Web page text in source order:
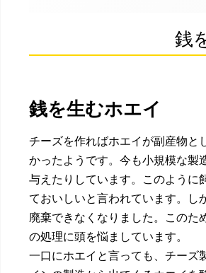
銭
銭を生むホエイ
チーズを作ればホエイが副産物と
かったようです。今も小規模な製
与えたりしています。このように
ておいしいと言われています。し
廃棄できなくなりました。このた
の処理に頭を悩ましています。
一口にホエイと言っても、チーズ